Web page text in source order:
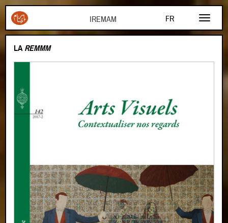
FR
AR
Aller au contenu principal
LA REMMM